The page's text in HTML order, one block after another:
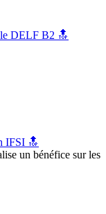
DELF B2 🔝
IFSI 🔝
un bénéfice sur les